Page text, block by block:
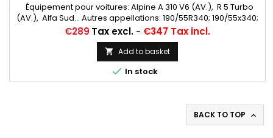
Équipement pour voitures: Alpine A 310 V6 (AV.), R 5 Turbo
(AV.), Alfa Sud... Autres appellations: 190/55R340; 190/55x340;
190/55-340
Price
€289 Tax excl. - €347 Tax incl.
 Add to basket
 In stock
BACK TO TOP 